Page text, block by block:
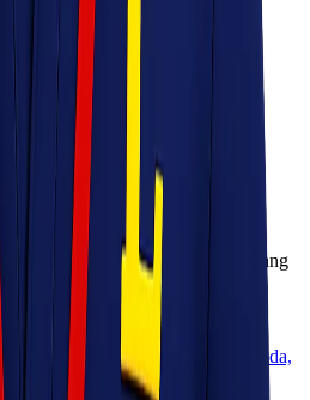
Manufaktur
jasa pengiriman terpercaya yang
seluruh Indonesia dengan cepat,
G No. 11-12 Jurumudi baru, Benda,